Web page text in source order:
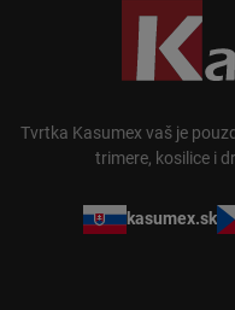
Tvrtka Kasumex vaš je
trimere, kosilice i
kasumex.sk